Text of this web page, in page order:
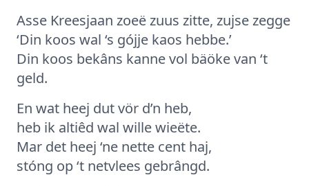
Asse Kreesjaan zoeë zuus zitte, zujse zegge
‘Din koos wal ‘s gójje kaos hebbe.’
Din koos bekâns kanne vol bäöke van ‘t
geld.
En wat heej dut vör d’n heb,
heb ik altiêd wal wille wieëte.
Mar det heej ‘ne nette cent haj,
stóng op ‘t netvlees gebrângd.